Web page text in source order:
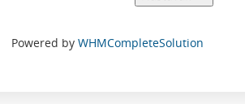
Powered by WHMCompleteSolution